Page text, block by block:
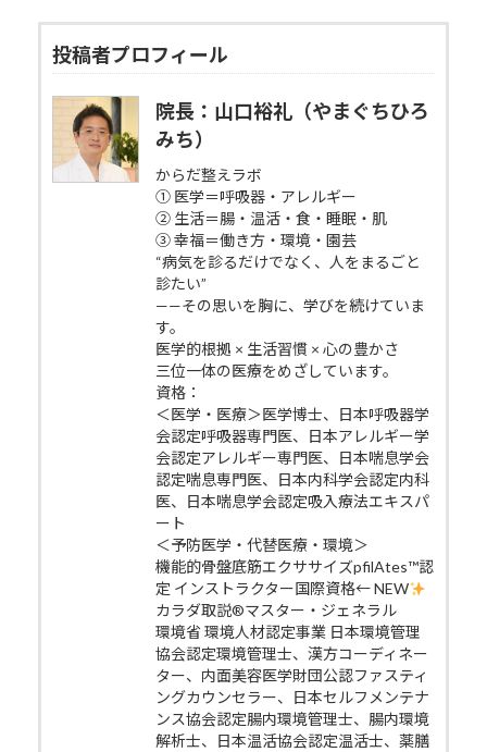
投稿者プロフィール
院長：山口裕礼（やまぐちひろ
みち）
からだ整えラボ
① 医学＝呼吸器・アレルギー
② 生活＝腸・温活・食・睡眠・肌
③ 幸福＝働き方・環境・園芸
“病気を診るだけでなく、人をまるごと
診たい”
——その思いを胸に、学びを続けていま
す。
医学的根拠 × 生活習慣 × 心の豊かさ
三位一体の医療をめざしています。
資格：
＜医学・医療＞医学博士、日本呼吸器学
会認定呼吸器専門医、日本アレルギー学
会認定アレルギー専門医、日本喘息学会
認定喘息専門医、日本内科学会認定内科
医、日本喘息学会認定吸入療法エキスパ
ート
＜予防医学・代替医療・環境＞
機能的骨盤底筋エクササイズpfilAtes™認
定 インストラクター国際資格← NEW
カラダ取説®マスター・ジェネラル
環境省 環境人材認定事業 日本環境管理
協会認定環境管理士、漢方コーディネー
ター、内面美容医学財団公認ファスティ
ングカウンセラー、日本セルフメンテナ
ンス協会認定腸内環境管理士、腸内環境
解析士、日本温活協会認定温活士、薬膳